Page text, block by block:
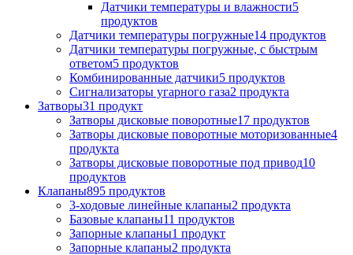
Датчики температуры и влажности5
продуктов
Датчики температуры погружные14 продуктов
Датчики температуры погружные, с быстрым
ответом5 продуктов
Комбинированные датчики5 продуктов
Сигнализаторы угарного газа2 продукта
Затворы31 продукт
Затворы дисковые поворотные17 продуктов
Затворы дисковые поворотные моторизованные4
продукта
Затворы дисковые поворотные под привод10
продуктов
Клапаны895 продуктов
3-ходовые линейные клапаны2 продукта
Базовые клапаны11 продуктов
Запорные клапаны1 продукт
Запорные клапаны2 продукта